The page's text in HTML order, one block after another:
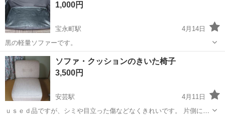
ます <必要経験> ス...1,000円
宝永町駅
4月14日
黒の軽量ソファーです。
高知 高知市 宝永町駅 ソファー
ソファ・クッションのきいた椅子
3,500円
安芸駅
4月11日
ｕｓｅｄ品ですが、シミや目立った傷などなくきれいです。 片側に手